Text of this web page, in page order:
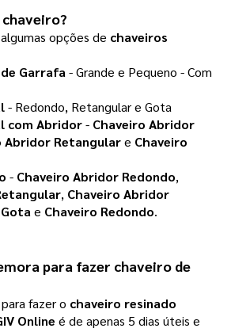
opções de chaveiros
Garrafa- Grande e Pequeno - Com
- Redondo, Retangular e Gota
com Abridor- Chaveiro Abridor
Abridor Retangulare Chaveiro
- Chaveiro Abridor Redondo,
, Chaveiro Abridor
e Chaveiro Redondo.
para fazer chaveiro de
fazer o chaveiro resinado
Online é de apenas 5 dias úteis e